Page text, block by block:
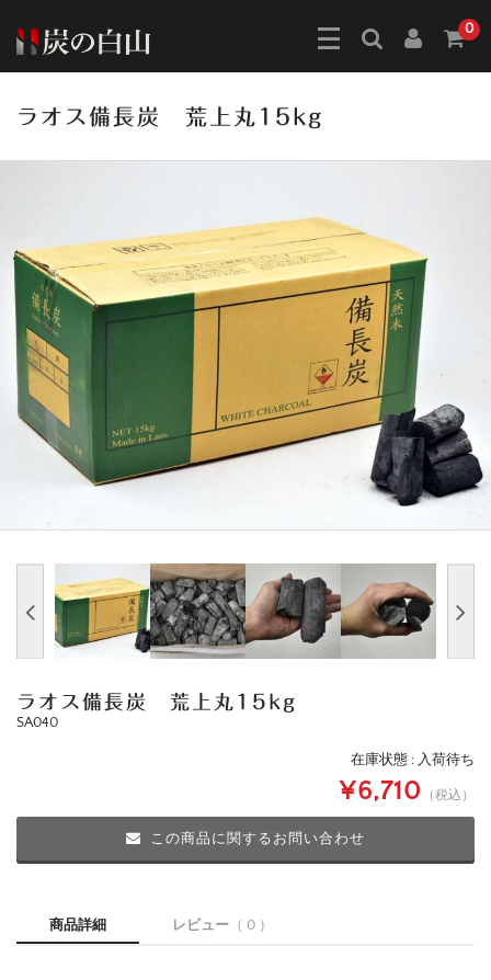
0
ラオス備長炭 荒上丸15kg
ラオス備長炭 荒上丸15kg
SA040
在庫状態 : 入荷待ち
¥6,710 （税込）
この商品に関するお問い合わせ
商品詳細 レビュー （ 0 ）